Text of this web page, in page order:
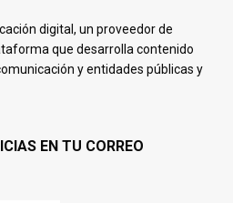
digital, un proveedor de
que desarrolla contenido
y entidades públicas y
EN TU CORREO